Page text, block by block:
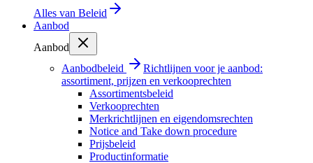
Alles van Beleid
Aanbod
Aanbod
Aanbodbeleid
Richtlijnen voor je aanbod:
assortiment, prijzen en verkooprechten
Assortimentsbeleid
Verkooprechten
Merkrichtlijnen en eigendomsrechten
Notice and Take down procedure
Prijsbeleid
Productinformatie